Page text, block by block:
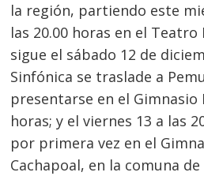
la región, partiendo este
las 20.00 horas en el
sigue el sábado 12 de
Sinfónica se traslade a
presentarse en el Gimnasio
horas; y el viernes 13 a las
por primera vez en el
Cachapoal, en la comuna de